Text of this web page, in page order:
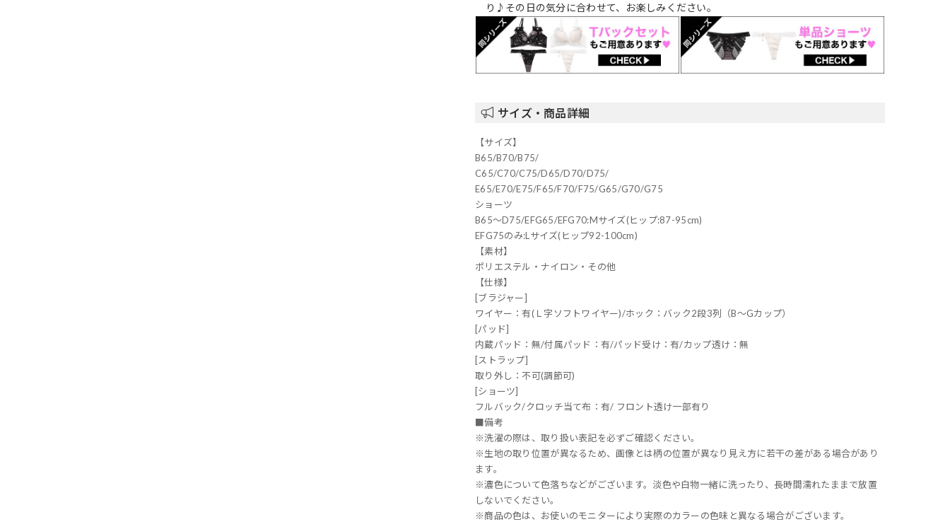
り♪その日の気分に合わせて、お楽しみください。
サイズ・商品詳細
【サイズ】
B65/B70/B75/
C65/C70/C75/D65/D70/D75/
E65/E70/E75/F65/F70/F75/G65/G70/G75
ショーツ
B65～D75/EFG65/EFG70:Mサイズ(ヒップ:87-95cm)
EFG75のみ:Lサイズ(ヒップ92-100cm)
【素材】
ポリエステル・ナイロン・その他
【仕様】
[ブラジャー]
ワイヤー：有(Ｌ字ソフトワイヤー)/ホック：バック2段3列（B～Gカップ）
[パッド]
内蔵パッド：無/付属パッド：有/パッド受け：有/カップ透け：無
[ストラップ]
取り外し：不可(調節可)
[ショーツ]
フルバック/クロッチ当て布：有/ フロント透け一部有り
■備考
※洗濯の際は、取り扱い表記を必ずご確認ください。
※生地の取り位置が異なるため、画像とは柄の位置が異なり見え方に若干の差がある場合があり
ます。
※濃色について色落ちなどがございます。淡色や白物一緒に洗ったり、長時間濡れたままで放置
しないでください。
※商品の色は、お使いのモニターにより実際のカラーの色味と異なる場合がございます。